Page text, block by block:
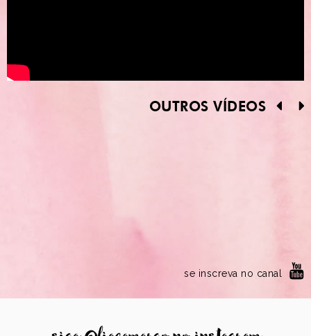
OUTROS VÍDEOS
se inscreva no canal